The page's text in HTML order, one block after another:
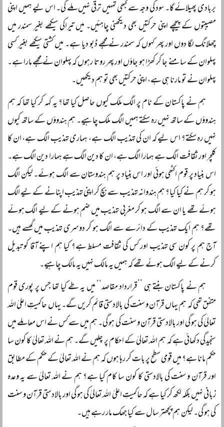
بربادی پھیلائے گا۔ سود کی وجہ سے کبھی تمہیں ترقی نہیں ملے گی۔ اس لیے ہمیں اپنی
مصیبتوں کے پیچھے اپنی حرکتیں بھی دیکھنی چاہئیں۔ میں تیراکی سیکھے بغیر سمندر میں
چھلانگ لگا دوں اور پھر کہوں کہ سمندر نے مجھے ڈبو دیا ہے۔ میں کشتی سیکھے بغیر کسی
پہلوان کے سامنے جا کر کھڑا ہو جاؤں اور پھر روتا رہوں کہ پہلوان نے مجھے مارا ہے۔
پہلوان نے تو مارنا ہی ہے، اپنی حرکتیں بھی تو ہم دیکھیں۔
ہم نے پاکستان کے نام پر الگ ملک کیوں حاصل کیا تھا؟ یہ کہہ کر کیا تھا کہ ہم
ہندوؤں کے ساتھ نہیں رہ سکتے ہمیں الگ ملک چاہیے۔ ہم ہندوؤں کے ساتھ کیوں
نہیں رہ سکتے؟ اس لیے کہ ان کی تہذیب الگ ہے، ہماری تہذیب الگ ہے، ان کا
کلچر اور ثقافت الگ ہے ہمارا الگ ہے، ان کا دین الگ ہے ہمارا دین الگ ہے۔
اس بنیاد پر قوم اکٹھی ہوئی اور اس بنیاد پر ہم ہندوستان سے الگ ہوئے۔ لیکن الگ
ہو کر ہم نے کیا کیا؟ ہم ہندوانہ تہذیب سے بچ کر اپنی تہذیب اپنانے کے لیے الگ
ہوئے تھے یا ان سے الگ ہو کر مغربی تہذیب میں ضم ہونے کے لیے الگ ہوئے
تھے؟ ہم ایک تہذیب کے دائرے سے الگ ہو کر دوسری تہذیب میں گھسے ہیں۔
آج ہم پر کون سی تہذیب اور کس کی ثقافت مسلط ہے؟ کیا ہم اپنے آقا کو تبدیل
کرنے کے لیے الگ ہوئے تھے کہ ہمیں یہ مالک نہیں یہ مالک چاہیے۔
ہم نے پاکستان بنتے ہی ’’قرارداد مقاصد‘‘ میں یہ طے کیا تھا جس پر پوری قوم
متفق تھی کہ ہم یہاں قرآن و سنت کی بالادستی قائم کریں گے۔ یہاں حاکمیتِ اعلیٰ اللہ
تعالیٰ کی ہو گی اور بالادستی قرآن و سنت کی ہو گی۔ ہم میں سے کس نے اس معاملے میں
سنجیدگی دکھائی ہے کہ ہم اللہ تعالیٰ کے احکام پر چلیں گے۔ ہم نے اللہ تعالیٰ کا کون سا
حکم مانا ہے؟ میں قومی سطح پر بات کر رہا ہوں کہ ہم نے اللہ تعالیٰ کے حکم کے مطابق
اور قرآن و سنت کی بالادستی کا کون سا کام کیا ہے؟ ہم نے اللہ تعالیٰ سے یہ وعدہ
زبانی نہیں بلکہ لکھ کر کیا ہے کہ حاکمیتِ اعلیٰ اللہ تعالیٰ کی ہو گی اور بالادستی قرآن و سنت
کی ہو گی۔ لیکن ہم پچھتر سال سے کیا جھک مار رہے ہیں۔